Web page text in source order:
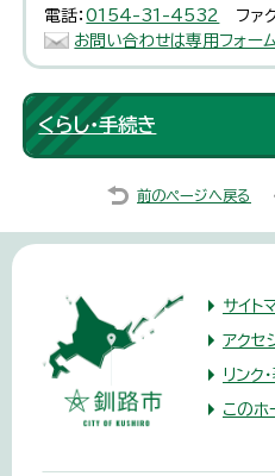
電話：0154-31-4532
ファ
お問い合わせは専用フォー
くらし・手続き
前のページへ戻る
サイト
アクセ
リンク
このホ